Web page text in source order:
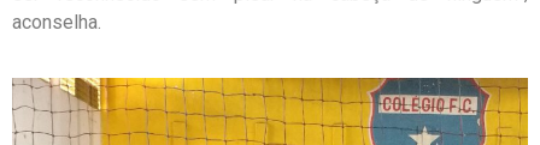
aconselha.